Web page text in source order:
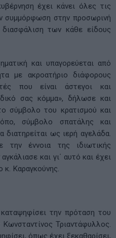
έχει κάνει όλες τις
συμμόρφωση στην προσωρινή
των κάθε είδους
και υπαγορεύεται από
με ακροατήριο διάφορους
που είναι άστεγοι και
σας κόμμα», δήλωσε και
σύμβολο του κρατισμού και
σύμβολο σπατάλης και
ως ιερή αγελάδα.
την έννοια της ιδιωτικής
και γι΄ αυτό και έχει
κ. Καραγκούνης.
την πρόταση του
Τριαντάφυλλος.
όπως έχει ξεκαθαρίσει,